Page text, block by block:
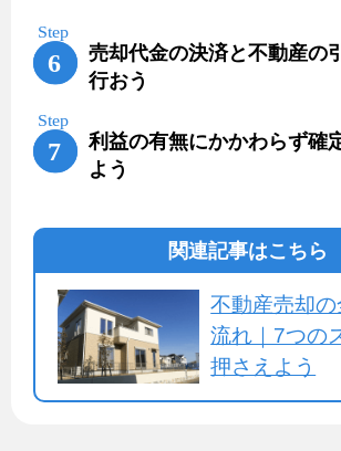
売却代金の決済と不動産の
行おう
利益の有無にかかわらず確
よう
関連記事はこちら
不動産売却
流れ｜7つの
押さえよう